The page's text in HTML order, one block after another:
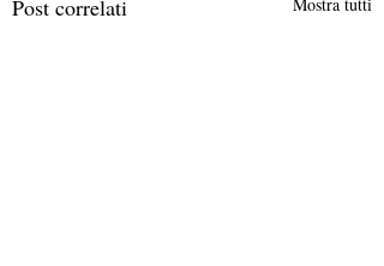
Post correlati Mostra tutti